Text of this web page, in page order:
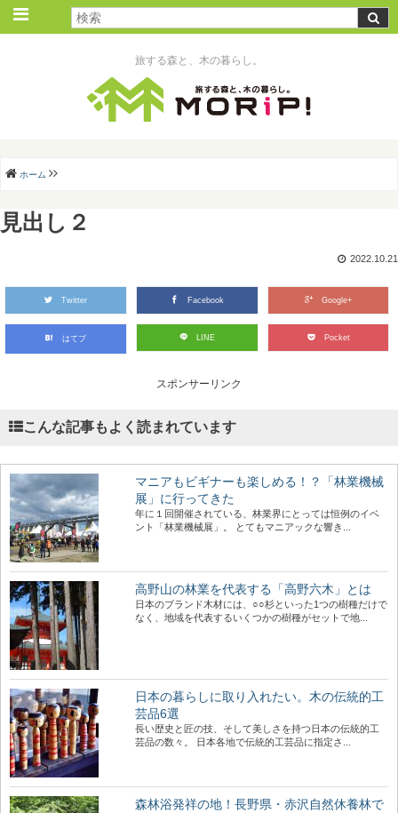
旅する森と、木の暮らし。
ホーム
見出し２
2022.10.21
Twitter Facebook Google+
はてブ LINE Pocket
スポンサーリンク
こんな記事もよく読まれています
マニアもビギナーも楽しめる！？「林業機械
展」に行ってきた
年に１回開催されている、林業界にとっては恒例のイベ
ント「林業機械展」。 とてもマニアックな響き...
高野山の林業を代表する「高野六木」とは
日本のブランド木材には、○○杉といった1つの樹種だけで
なく、地域を代表するいくつかの樹種がセットで地...
日本の暮らしに取り入れたい。木の伝統的工
芸品6選
長い歴史と匠の技、そして美しさを持つ日本の伝統的工
芸品の数々。 日本各地で伝統的工芸品に指定さ...
森林浴発祥の地！長野県・赤沢自然休養林で